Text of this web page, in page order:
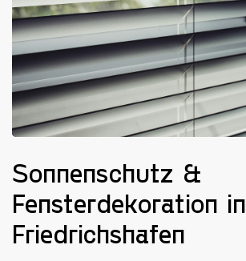
Sonnenschutz &
Fensterdekoration in
Friedrichshafen